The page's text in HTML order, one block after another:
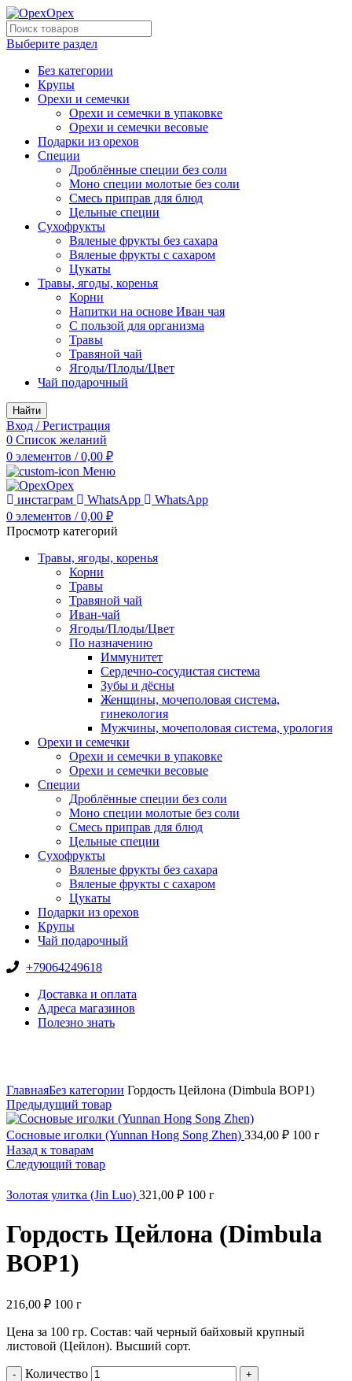
Выберите раздел
Без категории
Крупы
Орехи и семечки
Орехи и семечки в упаковке
Орехи и семечки весовые
Подарки из орехов
Специи
Дроблённые специи без соли
Моно специи молотые без соли
Смесь приправ для блюд
Цельные специи
Сухофрукты
Вяленые фрукты без сахара
Вяленые фрукты с сахаром
Цукаты
Травы, ягоды, коренья
Корни
Напитки на основе Иван чая
С пользой для организма
Травы
Травяной чай
Ягоды/Плоды/Цвет
Чай подарочный
Найти
Вход / Регистрация
0 Список желаний
0 элементов / 0,00 ₽
Меню
инстаграм WhatsApp
WhatsApp
0 элементов / 0,00 ₽
Просмотр категорий
Травы, ягоды, коренья
Корни
Травы
Травяной чай
Иван-чай
Ягоды/Плоды/Цвет
По назначению
Иммунитет
Сердечно-сосудистая система
Зубы и дёсны
Женщины, мочеполовая система,
гинекология
Мужчины, мочеполовая система, урология
Орехи и семечки
Орехи и семечки в упаковке
Орехи и семечки весовые
Специи
Дроблённые специи без соли
Моно специи молотые без соли
Смесь приправ для блюд
Цельные специи
Сухофрукты
Вяленые фрукты без сахара
Вяленые фрукты с сахаром
Цукаты
Подарки из орехов
Крупы
Чай подарочный
+79064249618
Доставка и оплата
Адреса магазинов
Полезно знать
ГлавнаяБез категории Гордость Цейлона (Dimbula BOP1)
Предыдущий товар
Сосновые иголки (Yunnan Hong Song Zhen) 334,00 ₽ 100 г
Назад к товарам
Следующий товар
Золотая улитка (Jin Luo) 321,00 ₽ 100 г
Гордость Цейлона (Dimbula
BOP1)
216,00 ₽ 100 г
Цена за 100 гр. Cостав: чай черный байховый крупный
листовой (Цейлон). Высший сорт.
Количество